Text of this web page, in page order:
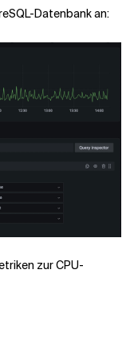
Datenbank an:
zur CPU-